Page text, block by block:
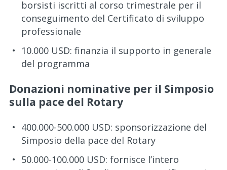
borsisti iscritti al corso trimestrale per il
conseguimento del Certificato di sviluppo
professionale
10.000 USD: finanzia il supporto in generale
del programma
Donazioni nominative per il Simposio
sulla pace del Rotary
400.000-500.000 USD: sponsorizzazione del
Simposio della pace del Rotary
50.000-100.000 USD: fornisce l’intero